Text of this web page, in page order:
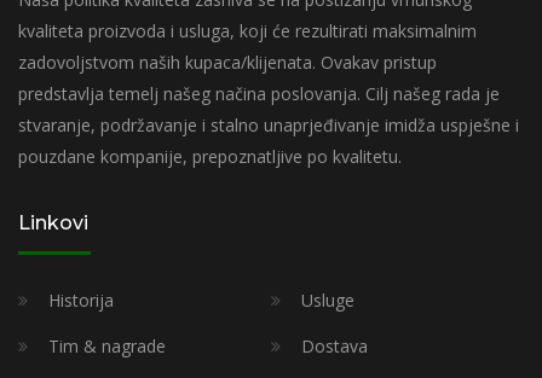
kvaliteta proizvoda i usluga, koji će rezultirati maksimalnim
zadovoljstvom naših kupaca/klijenata. Ovakav pristup
predstavlja temelj našeg načina poslovanja. Cilj našeg rada je
stvaranje, podržavanje i stalno unaprjeđivanje imidža uspješne i
pouzdane kompanije, prepoznatljive po kvalitetu.
Linkovi
Historija
Usluge
Tim & nagrade
Dostava